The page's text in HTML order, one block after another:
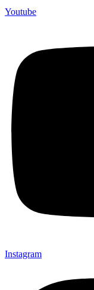
Youtube
Instagram